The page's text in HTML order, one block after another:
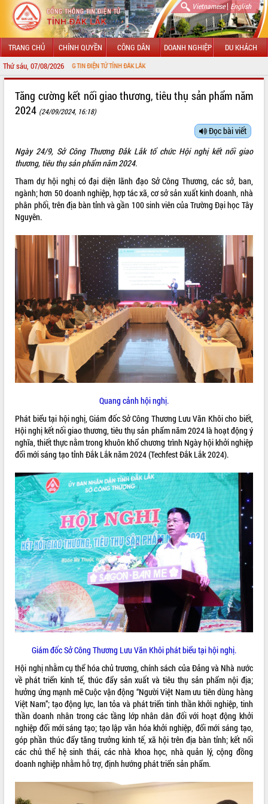
Vietnamese| English
TRANG CHỦ CHÍNH QUYỀN CÔNG DÂN DOANH NGHIỆP DU KHÁCH
Thứ sáu, 07/08/2026
CỔNG THÔNG TIN ĐIỆN TỬ TỈNH ĐẮK LẮK
LÃNH ĐẠO UBND TỈNH
SỞ, BAN, NGÀNH
UBND CÁC XÃ, PHƯỜNG
THÔNG TIN CHỈ ĐẠO ĐIỀU HÀNH
HỆ THỐNG VĂN BẢN
VĂN BẢN HĐND TỈNH
ĐIỂM TIN VĂN BẢN
QUY HOẠCH - KẾ HOẠCH
VIDEO
Loading the player...
Lễ truy tặng danh hiệu “Bà Mẹ Việt
Nam Anh hùng” và trao Huân chương
Lao động
UBND tỉnh Đắk Lắk triển khai nhiệm
vụ 6 tháng cuối năm 2026
tỉnh khóa XI quyết nghị nhiều nội dung
quan trọng
Bí thư Tỉnh ủy Lương Nguyễn Minh
Triết thăm, tặng quà người có công với
cách mạng
Rà soát, hoàn thiện hệ thống thiết chế
văn hóa, thể thao đáp ứng yêu cầu
phát triển mới
mặt Đoàn chuyên gia y tế TP. Hồ Chí
Minh
ALBUM ẢNH
Tăng cường kết nối giao thương, tiêu thụ sản phẩm năm
2024 (24/09/2024, 16:18)
Đọc bài viết
Ngày 24/9, Sở Công Thương Đắk Lắk tổ chức Hội nghị kết nối giao
thương, tiêu thụ sản phẩm năm 2024.
Tham dự hội nghị có đại diện lãnh đạo Sở Công Thương, các sở, ban,
ngành; hơn 50 doanh nghiệp, hợp tác xã, cơ sở sản xuất kinh doanh, nhà
phân phối, trên địa bàn tỉnh và gần 100 sinh viên của Trường Đại học Tây
Nguyên.
Quang cảnh hội nghị.
Phát biểu tại hội nghị, Giám đốc Sở Công Thương Lưu Văn Khôi cho biết,
Hội nghị kết nối giao thương, tiêu thụ sản phẩm năm 2024 là hoạt động ý
nghĩa, thiết thực nằm trong khuôn khổ chương trình Ngày hội khởi nghiệp
đổi mới sáng tạo tỉnh Đắk Lắk năm 2024 (Techfest Đắk Lắk 2024).
Giám đốc Sở Công Thương Lưu Văn Khôi phát biểu tại hội nghị.
Hội nghị nhằm cụ thể hóa chủ trương, chính sách của Đảng và Nhà nước
về phát triển kinh tế, thúc đẩy sản xuất và tiêu thụ sản phẩm nội địa;
hưởng ứng mạnh mẽ Cuộc vận động “Người Việt Nam ưu tiên dùng hàng
Việt Nam”; tạo động lực, lan tỏa và phát triển tinh thần khởi nghiệp, tinh
thần doanh nhân trong các tầng lớp nhân dân đối với hoạt động khởi
nghiệp đổi mới sáng tạo; tạo lập văn hóa khởi nghiệp, đổi mới sáng tạo,
góp phần thúc đẩy tăng trưởng kinh tế, xã hội trên địa bàn tỉnh; kết nối
các chủ thể hệ sinh thái, các nhà khoa học, nhà quản lý, cộng đồng
doanh nghiệp nhằm hỗ trợ, định hướng phát triển sản phẩm.